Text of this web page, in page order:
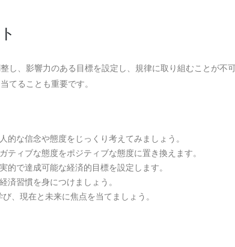
し、影響力のある目標を設定し、規律に取り組むことが不
てることも重要です。
な信念や態度をじっくり考えてみましょう。
ィブな態度をポジティブな態度に置き換えます。
で達成可能な経済的目標を設定します。
済習慣を身につけましょう。
、現在と未来に焦点を当てましょう。